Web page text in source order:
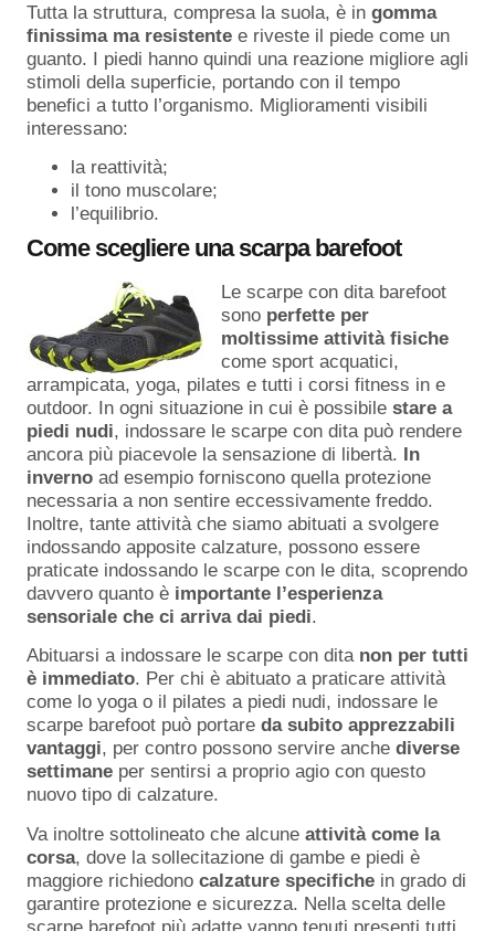
Tutta la struttura, compresa la suola, è in gomma
finissima ma resistente e riveste il piede come un
guanto. I piedi hanno quindi una reazione migliore agli
stimoli della superficie, portando con il tempo
benefici a tutto l’organismo. Miglioramenti visibili
interessano:
la reattività;
il tono muscolare;
l’equilibrio.
Come scegliere una scarpa barefoot
Le scarpe con dita barefoot
sono perfette per
moltissime attività fisiche
come sport acquatici,
arrampicata, yoga, pilates e tutti i corsi fitness in e
outdoor. In ogni situazione in cui è possibile stare a
piedi nudi, indossare le scarpe con dita può rendere
ancora più piacevole la sensazione di libertà. In
inverno ad esempio forniscono quella protezione
necessaria a non sentire eccessivamente freddo.
Inoltre, tante attività che siamo abituati a svolgere
indossando apposite calzature, possono essere
praticate indossando le scarpe con le dita, scoprendo
davvero quanto è importante l’esperienza
sensoriale che ci arriva dai piedi.
Abituarsi a indossare le scarpe con dita non per tutti
è immediato. Per chi è abituato a praticare attività
come lo yoga o il pilates a piedi nudi, indossare le
scarpe barefoot può portare da subito apprezzabili
vantaggi, per contro possono servire anche diverse
settimane per sentirsi a proprio agio con questo
nuovo tipo di calzature.
Va inoltre sottolineato che alcune attività come la
corsa, dove la sollecitazione di gambe e piedi è
maggiore richiedono calzature specifiche in grado di
garantire protezione e sicurezza. Nella scelta delle